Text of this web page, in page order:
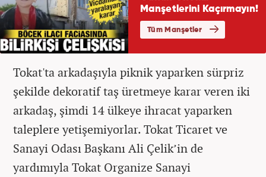
Tokat'ta arkadaşıyla piknik yaparken sürpriz
şekilde dekoratif taş üretmeye karar veren iki
arkadaş, şimdi 14 ülkeye ihracat yaparken
taleplere yetişemiyorlar. Tokat Ticaret ve
Sanayi Odası Başkanı Ali Çelik’in de
yardımıyla Tokat Organize Sanayi